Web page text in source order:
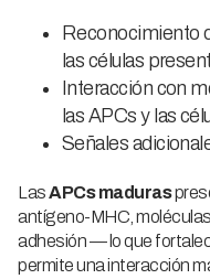
Reconocimiento
las células
Interacción con
las APCs y las
Señales
LasAPCs maduras
antígeno-MHC,
adhesión — lo que
permite una interacción